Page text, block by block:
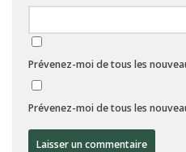
Prévenez-moi de tous les
Prévenez-moi de tous les